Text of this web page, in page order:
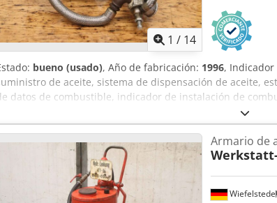
1 / 14
bueno (usado), Año de fabricación: 1996,
de aceite, sistema de dispensación de aceite,
datos de combustible, indicador de instalación de
fresco -Fabricante: Tecalemit, bomba eléctrica para aceite
Djdpjw A Nddefx Acdjkr -Motor: Hanning 0,55 kW -
individuales: ver fotos -Cantidad: 1
Dimensiones: 500/480/A250 mm -Peso: 19 kg/unidad
Wiefelstede
Armario de